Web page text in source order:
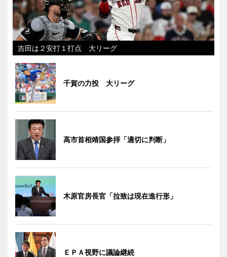
吉田は２安打１打点 大リーグ
千賀の力投 大リーグ
高市首相靖国参拝「適切に判断」
木原官房長官「拉致は現在進行形」
ＥＰＡ視野に議論継続